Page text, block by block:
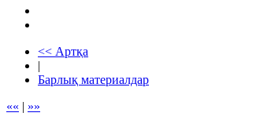
<< Артқа
|
Барлық материалдар
«« | »»